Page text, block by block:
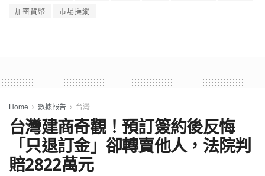
加密貨幣
市場操縱
Home 數據報告 台灣
台灣建商奇觀！預訂簽約後反悔
「只退訂金」卻轉賣他人，法院判
賠2822萬元